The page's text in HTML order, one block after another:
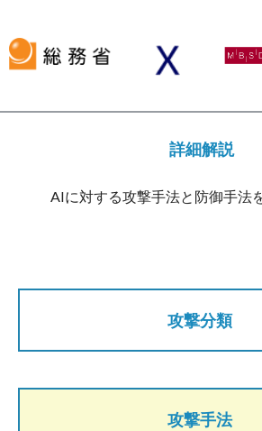
詳細解説
AIに対する攻撃手法と防御手法
攻撃分類
攻撃手法